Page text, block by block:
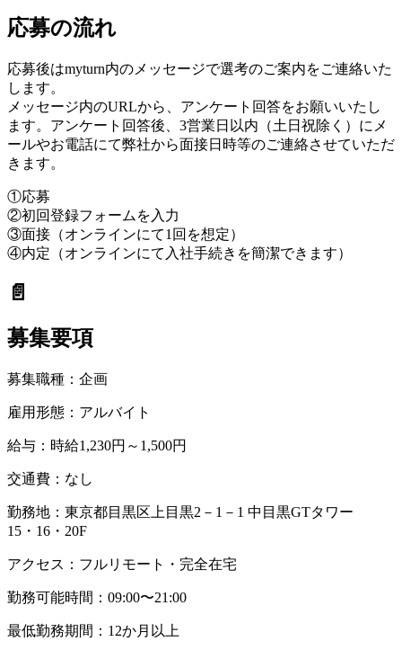
応募の流れ
応募後はmyturn内のメッセージで選考のご案内をご連絡いた
します。
メッセージ内のURLから、アンケート回答をお願いいたし
ます。アンケート回答後、3営業日以内（土日祝除く）にメ
ールやお電話にて弊社から面接日時等のご連絡させていただ
きます。
①応募
②初回登録フォームを入力
③面接（オンラインにて1回を想定）
④内定（オンラインにて入社手続きを簡潔できます）
📄
募集要項
募集職種： 企画
雇用形態： アルバイト
給与： 時給1,230円～1,500円
交通費： なし
勤務地： 東京都目黒区上目黒2－1－1 中目黒GTタワー
15・16・20F
アクセス： フルリモート・完全在宅
勤務可能時間： 09:00〜21:00
最低勤務期間： 12か月以上